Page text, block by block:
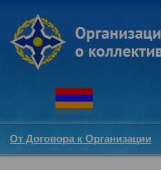
От Договора к Организации